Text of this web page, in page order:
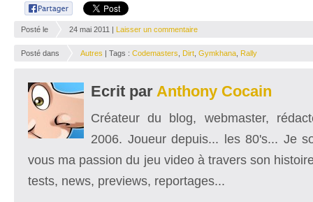
Posté le 24 mai 2011 | Laisser un commentaire
Posté dans Autres | Tags : Codemasters Dirt Gymkhana Rally
Ecrit par Anthony Cocain
Créateur du blog, webmaster,
2006. Joueur depuis... les 80's... Je
vous ma passion du jeu video à travers son
tests, news, previews, reportages...